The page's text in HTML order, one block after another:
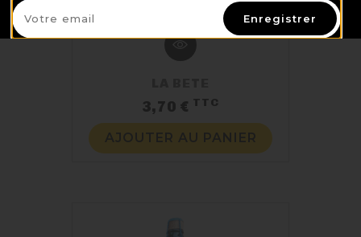
3,70 € TTC
AJOUTER AU PANIER
Enregistrer